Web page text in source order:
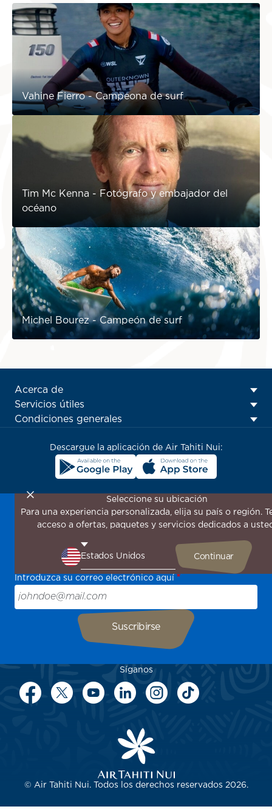
Vahine Fierro - Campeona de surf
Tim Mc Kenna - Fotógrafo y embajador del
océano
Michel Bourez - Campeón de surf
ATN:
Footer
menu
block
Acerca de
Servicios útiles
Condiciones generales
Descargue la aplicación de Air Tahiti Nui:
¡Suscríbase a nuestro boletín de noticias para recibir las
últimas novedades!
promociones especiales, descubra nuestros destinos y
encuentre inspiración para su próximo viaje.
Introduzca su correo electrónico aquí
Síganos
Seleccione su ubicación
Para una experiencia personalizada, elija su país o región.
acceso a ofertas, paquetes y servicios dedicados a
© Air Tahiti Nui. Todos los derechos reservados 2026.